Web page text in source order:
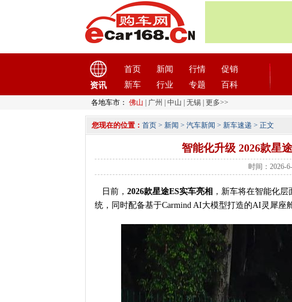
资讯
首页 新闻 行情
促销
新车
行业 专题 百科
各地车市： 佛山 广州 中山 无锡 更多>>
您现在的位置： 首页 > 新闻 > 汽车新闻 > 新车速递 > 正文
智能化升级 2026款星
时间：2026-
日前， 2026款星途ES实车亮相 ，新车将在智能化
统，同时配备基于Carmind AI大模型打造的AI灵犀座